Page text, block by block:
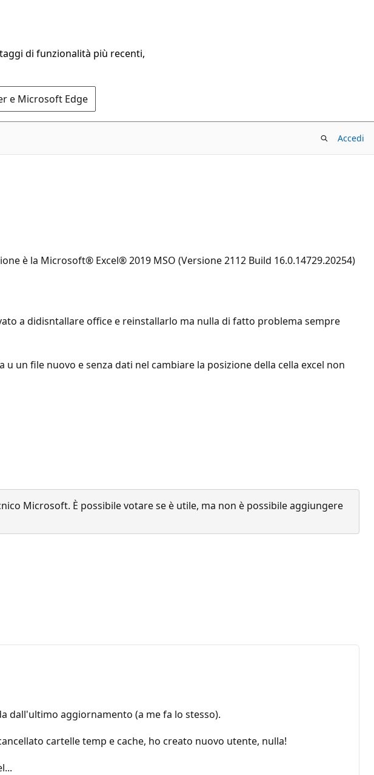
di funzionalità più recenti,
e Microsoft Edge
Accedi
è la Microsoft® Excel® 2019 MSO (Versione 2112 Build 16.0.14729.20254)
a didisntallare office e reinstallarlo ma nulla di fatto problema sempre
un file nuovo e senza dati nel cambiare la posizione della cella excel non
Microsoft. È possibile votare se è utile, ma non è possibile aggiungere
dall'ultimo aggiornamento (a me fa lo stesso).
cartelle temp e cache, ho creato nuovo utente, nulla!